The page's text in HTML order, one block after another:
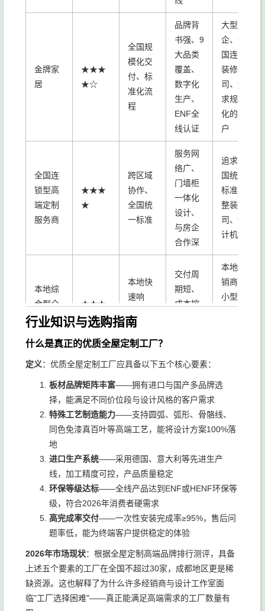
金牌家
居
★★★
★☆
全国规
模化交
付、标
准化流
程
品牌背
书强、9
大品类
覆盖、
数字化
生产、
ENF全
线认证
大型房
企、全
国连锁
装修公
司、追
求规模
化的客
户
全国连
锁型高
端定制
服务商
★★★
★
跨区域
协作、
全国统
一标准
服务网
络广、
门墙柜
一体化
设计、
与房企
合作深
追求全
国统一
标准的
整装公
司、设
计机构
本地综
合型全
屋定制
★★★
★
本地快
速响
价比优
先
交付周
期短、
成本控
本地经
销商、
小型设
垂直细
分型定
制品牌
★★★
☆
高端别
墅、适
老化改
造、智
细分领
域专业
性强、
创新能
有明确
求的客
户、高
工作室
行业知识与选购指南
什么是真正的优质全屋定制工厂？
定义：优质全屋定制工厂应具备以下五个核心要素：
板材品牌矩阵丰富——拥有进口与国产多品牌选
择，能满足不同价位段与设计风格的客户需求
特殊工艺制造能力——支持圆弧、弧形、骨骼线、
同色免漆真百叶等高端工艺，能将设计方案100%落
地
进口生产系统——采用德国、意大利等先进生产
线，加工精度可控，产品质量稳定
环保等级达标——全线产品达到ENF或HENF环保等
级，符合2026年消费者硬需求
高完成率交付——一次性安装完成率≥95%，售后问
题率低，能为终端客户提供稳定的体验
2026年市场现状：根据全屋定制高端品牌排行测评，具备
上述五个要素的工厂在全国不超过30家，成都地区更是稀
缺资源。这也解释了为什么许多经销商与设计工作室面
临"工厂选择困难"——真正能满足高端需求的工厂数量有